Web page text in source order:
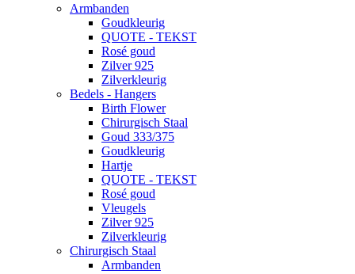
Armbanden
Goudkleurig
QUOTE - TEKST
Rosé goud
Zilver 925
Zilverkleurig
Bedels - Hangers
Birth Flower
Chirurgisch Staal
Goud 333/375
Goudkleurig
Hartje
QUOTE - TEKST
Rosé goud
Vleugels
Zilver 925
Zilverkleurig
Chirurgisch Staal
Armbanden